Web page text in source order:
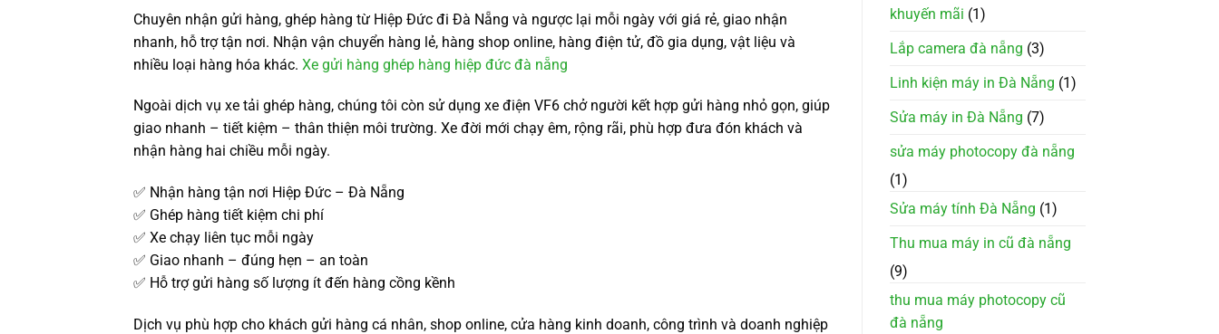
Chuyên nhận gửi hàng, ghép hàng từ Hiệp Đức đi Đà Nẵng và ngược lại mỗi ngày với giá rẻ, giao nhận
nhanh, hỗ trợ tận nơi. Nhận vận chuyển hàng lẻ, hàng shop online, hàng điện tử, đồ gia dụng, vật liệu và
nhiều loại hàng hóa khác. Xe gửi hàng ghép hàng hiệp đức đà nẵng
Ngoài dịch vụ xe tải ghép hàng, chúng tôi còn sử dụng xe điện VF6 chở người kết hợp gửi hàng nhỏ gọn, giúp
giao nhanh – tiết kiệm – thân thiện môi trường. Xe đời mới chạy êm, rộng rãi, phù hợp đưa đón khách và
nhận hàng hai chiều mỗi ngày.
✅ Nhận hàng tận nơi Hiệp Đức – Đà Nẵng
✅ Ghép hàng tiết kiệm chi phí
✅ Xe chạy liên tục mỗi ngày
✅ Giao nhanh – đúng hẹn – an toàn
✅ Hỗ trợ gửi hàng số lượng ít đến hàng cồng kềnh
Dịch vụ phù hợp cho khách gửi hàng cá nhân, shop online, cửa hàng kinh doanh, công trình và doanh nghiệp
khuyến mãi (1)
Lắp camera đà nẵng (3)
Linh kiện máy in Đà Nẵng (1)
Sửa máy in Đà Nẵng (7)
sửa máy photocopy đà nẵng
(1)
Sửa máy tính Đà Nẵng (1)
Thu mua máy in cũ đà nẵng
(9)
thu mua máy photocopy cũ
đà nẵng